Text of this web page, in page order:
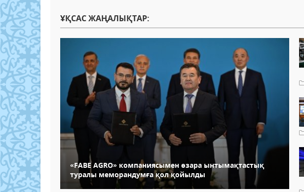
ҰҚСАС ЖАҢАЛЫҚТАР:
«FABE AGRO» компаниясымен өзара ынтымақтастық
туралы меморандумға қол қойылды